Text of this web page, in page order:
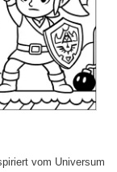
vom Universum